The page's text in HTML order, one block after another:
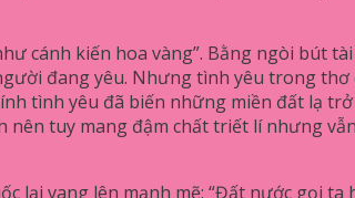
cánh kiến hoa vàng”. Bằng ngòi bút
đang yêu. Nhưng tình yêu trong thơ
tình yêu đã biến những miền đất lạ
tuy mang đậm chất triết lí nhưng
lại vang lên mạnh mẽ: “Đất nước gọi ta